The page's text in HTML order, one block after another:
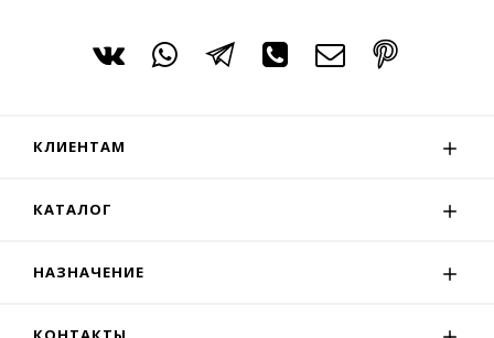
КЛИЕНТАМ
КАТАЛОГ
НАЗНАЧЕНИЕ